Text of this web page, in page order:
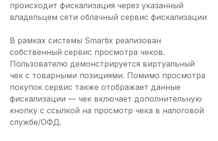
происходит фискализация через указанный
владельцем сети облачный сервис фискализации
В рамках системы Smartix реализован
собственный сервис просмотра чеков.
Пользователю демонстрируется виртуальный
чек с товарными позициями. Помимо просмотра
покупок сервис также отображает данные
фискализации — чек включает дополнительную
кнопку с ссылкой на просмотр чека в налоговой
службе/ОФД.